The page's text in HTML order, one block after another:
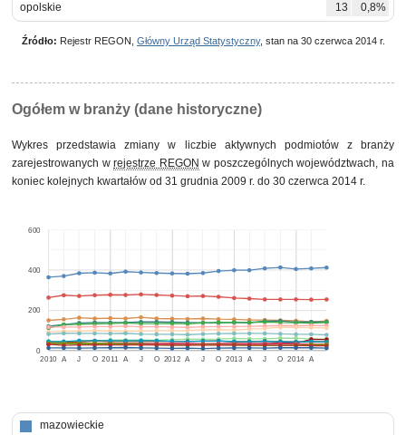
opolskie
13 0,8%
Źródło: Rejestr REGON, Główny Urząd Statystyczny, stan na 30 czerwca 2014 r.
Ogółem w branży (dane historyczne)
Wykres przedstawia zmiany w liczbie aktywnych podmiotów z branży
zarejestrowanych wrejestrze REGON w poszczególnych województwach, na
koniec kolejnych kwartałów od 31 grudnia 2009 r. do 30 czerwca 2014 r.
2010 2011 2012 2013 2014
A J O A J O A J O A J O A
0
200
400
600
mazowieckie